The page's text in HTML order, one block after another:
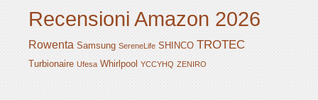
Recensioni Amazon 2026
Rowenta Samsung SereneLife SHINCO TROTEC
Turbionaire Ufesa Whirlpool YCCYHQ ZENIRO